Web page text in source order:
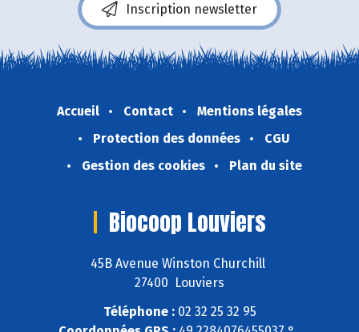
Inscription newsletter
Accueil Contact
Mentions légales
Protection des données
CGU
Gestion des cookies
Plan du site
Biocoop Louviers
45B Avenue Winston Churchill
27400 Louviers
Téléphone :02 32 25 32 95